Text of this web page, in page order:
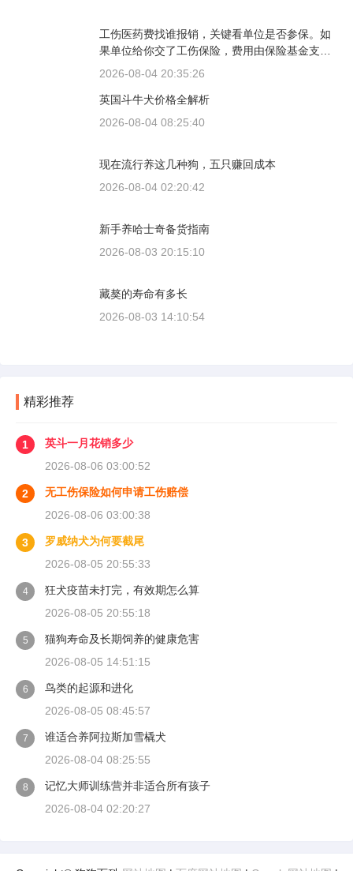
工伤医药费找谁报销，关键看单位是否参保。如
果单位给你交了工伤保险，费用由保险基金支
付；要是单位没参保，那就由单位自己掏钱。很
又推给医保，两边扯皮耽误治疗。这篇就把这事
讲清楚。
2026-08-04 20:35:26
英国斗牛犬价格全解析
2026-08-04 08:25:40
现在流行养这几种狗，五只赚回成本
2026-08-04 02:20:42
新手养哈士奇备货指南
2026-08-03 20:15:10
藏獒的寿命有多长
2026-08-03 14:10:54
精彩推荐
1
英斗一月花销多少
2026-08-06 03:00:52
2
无工伤保险如何申请工伤赔偿
2026-08-06 03:00:38
3
罗威纳犬为何要截尾
2026-08-05 20:55:33
4
狂犬疫苗未打完，有效期怎么算
2026-08-05 20:55:18
5
猫狗寿命及长期饲养的健康危害
2026-08-05 14:51:15
6
鸟类的起源和进化
2026-08-05 08:45:57
7
谁适合养阿拉斯加雪橇犬
2026-08-04 08:25:55
8
记忆大师训练营并非适合所有孩子
2026-08-04 02:20:27